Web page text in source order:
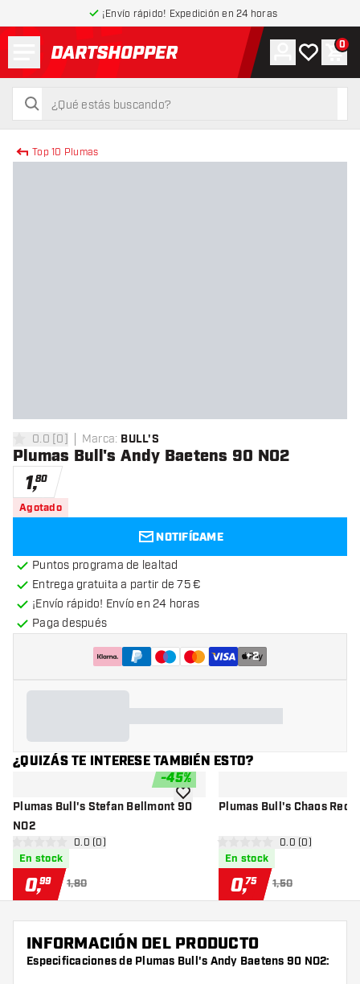
¡Envío rápido! Expedición en 24 horas
volver a la página de inicio
buscar
buscar
Cuenta
Mi lista de
0
Top 10 Plumas
0 estrellas de puntuación
0.0 [0] Marca: BULL'S
Plumas Bull's Andy Baetens 90 NO2
1,80
Agotado
NOTIFÍCAME
Puntos programa de lealtad
Entrega gratuita a partir de 75 €
¡Envío rápido! Envío en 24 horas
Paga después
+2
¿QUIZÁS TE INTERESE TAMBIÉN ESTO?
-45%
Plumas Bull's Stefan Bellmont 90
NO2
abrir panel de reseñas
0 estrellas de puntuación
0.0 (0)
En stock
0,99 1,80
añadir a la lista de deseos
Plumas Bull's Chaos Red
abrir panel de
0 estrellas de puntuación
0.0 (0)
En stock
0,75 1,50
INFORMACIÓN DEL PRODUCTO
Especificaciones de Plumas Bull's Andy Baetens 90 NO2: